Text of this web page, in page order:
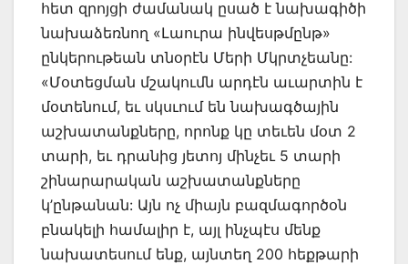
հետ զրոյցի ժամանակ ըսած է նախագիծի
նախաձեռնող «Լաուրա ինվեսթմընթ»
ընկերութեան տնօրէն Մերի Մկրտչեանը:
«Մօտեցման մշակումն արդէն աւարտին է
մօտենում, եւ սկսւում են նախագծային
աշխատանքները, որոնք կը տեւեն մօտ 2
տարի, եւ դրանից յետոյ մինչեւ 5 տարի
շինարարական աշխատանքները
կ’ընթանան: Այն ոչ միայն բազմագործօն
բնակելի համալիր է, այլ ինչպէս մենք
նախատեսում ենք, այնտեղ 200 հեքթարի